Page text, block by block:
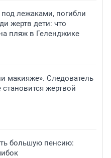
лежаками, погибли
жертв дети: что
пляж в Геленджике
макияже». Следователь
жертвой
большую пенсию: